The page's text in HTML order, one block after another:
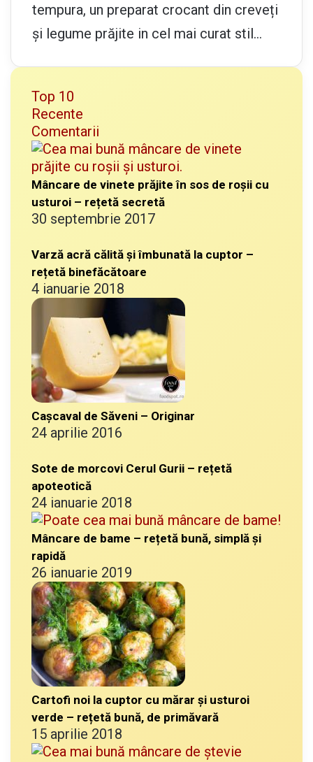
tempura, un preparat crocant din creveți
și legume prăjite in cel mai curat stil…
Top 10
Recente
Comentarii
Mâncare de vinete prăjite în sos de roșii cu
usturoi – rețetă secretă
30 septembrie 2017
Varză acră călită și îmbunată la cuptor –
rețetă binefăcătoare
4 ianuarie 2018
Cașcaval de Săveni – Originar
24 aprilie 2016
Sote de morcovi Cerul Gurii – rețetă
apoteotică
24 ianuarie 2018
Mâncare de bame – rețetă bună, simplă și
rapidă
26 ianuarie 2019
Cartofi noi la cuptor cu mărar și usturoi
verde – rețetă bună, de primăvară
15 aprilie 2018